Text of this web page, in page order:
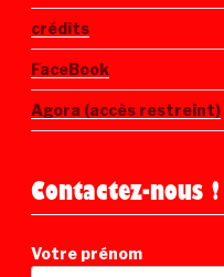
crédits
FaceBook
Agora (accès restreint)
Contactez-nous !
Votre prénom